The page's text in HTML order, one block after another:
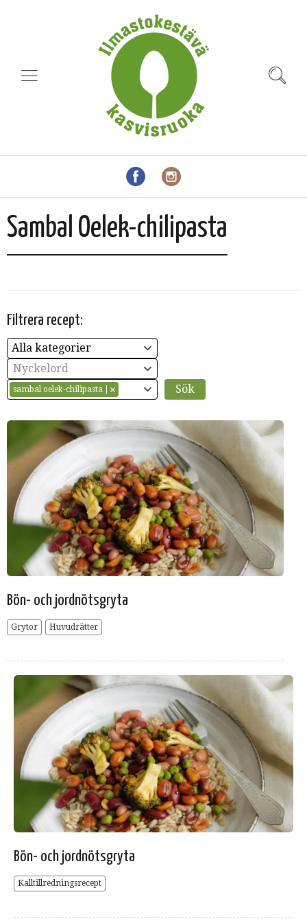
Sambal Oelek-chilipasta
Filtrera recept:
Alla kategorier
Nyckelord
sambal oelek-chilipasta
Bön- och jordnötsgryta
Grytor Huvudrätter
Bön- och jordnötsgryta
Kalltillredningsrecept